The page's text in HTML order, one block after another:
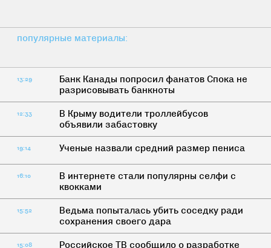
популярные материалы:
13:29
Банк Канады попросил фанатов Спока не
разрисовывать банкноты
12:33
В Крыму водители троллейбусов
объявили забастовку
19:14 Ученые назвали средний размер пениса
16:10
В интернете стали популярны селфи с
квокками
15:52
Ведьма попыталась убить соседку ради
сохранения своего дара
15:08
Российское ТВ сообщило о разработке